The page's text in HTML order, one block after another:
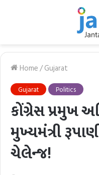
Home/Gujarat
Gujarat Politics
કોંગ્રેસ પ્રમુખ
મુખ્યમંત્રી
ચેલેન્જ!